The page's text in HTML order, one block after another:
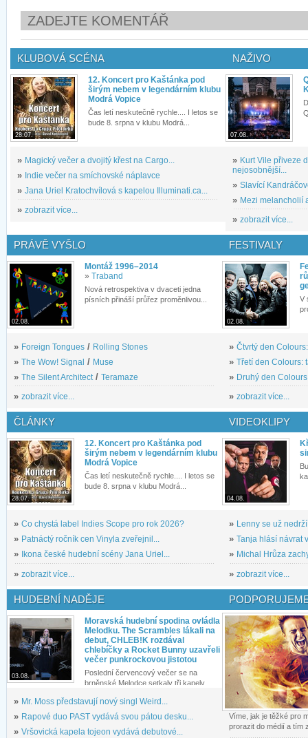
ZADEJTE KOMENTÁŘ
KLUBOVÁ SCÉNA
28.07.
12. Koncert pro Kaštánka pod
širým nebem v legendárním klubu
Modrá Vopice
Čas letí neskutečně rychle.... I letos se
bude 8. srpna v klubu Modrá...
» Magický večer a dvojitý křest na Cargo...
» Indie večer na smíchovské náplavce
» Jana Uriel Kratochvílová s kapelou Illuminati.ca...
» zobrazit více...
NAŽIVO
07.08.
» Kurt Vile přiveze
nejosobnější...
» Slavící
» Mezi melancholií
» zobrazit více...
PRÁVĚ VYŠLO
02.08.
Montáž 1996–2014
» Traband
Nová retrospektiva v dvaceti jedna
písních přináší průřez proměnlivou...
» Foreign Tongues / Rolling Stones
» The Wow! Signal / Muse
» The Silent Architect/ Teramaze
» zobrazit více...
FESTIVALY
02.08.
V
» Čtvrtý den
» Třetí den Colours:
» Druhý den
» zobrazit více...
ČLÁNKY
28.07.
12. Koncert pro Kaštánka pod
širým nebem v legendárním klubu
Modrá Vopice
Čas letí neskutečně rychle.... I letos se
bude 8. srpna v klubu Modrá...
» Co chystá label Indies Scope pro rok 2026?
» Patnáctý ročník cen Vinyla zveřejnil...
»
Ikona české hudební scény Jana Uriel...
» zobrazit více...
VIDEOKLIPY
04.08.
» Lenny se už
» Tanja hlásí návrat
» Michal Hrůza
» zobrazit více...
HUDEBNÍ NADĚJE
03.08.
Moravská hudební spodina ovládla
Melodku. The Scrambles lákali na
debut, CHLEB!K rozdával
chlebíčky a Rocket Bunny uzavřeli
večer punkrockovou jistotou
Poslední červencový večer se na
brněnské Melodce setkaly tři kapely...
» Mr. Moss představují nový singl Weird...
» Rapové duo PAST vydává svou pátou desku...
» Vršovická kapela tojeon vydává debutové...
Víme, jak je těžké pro
prorazit do médií a tím